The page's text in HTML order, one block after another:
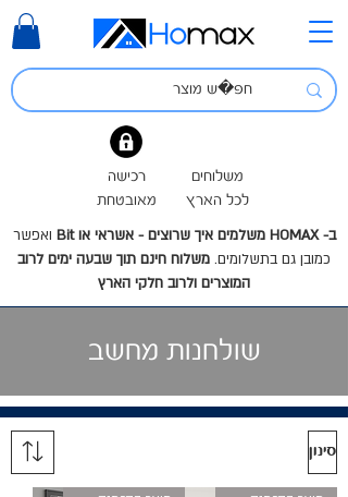
רכישה
מאובטחת
משלוחים
לכל הארץ
ב- HOMAX משלמים איך שרוצים - אשראי או Bit
ואפשר
כמובן גם בתשלומים. משלוח חינם תוך שבעה ימים לרוב
המוצרים ולרוב חלקי הארץ
שולחנות מחשב
סינון